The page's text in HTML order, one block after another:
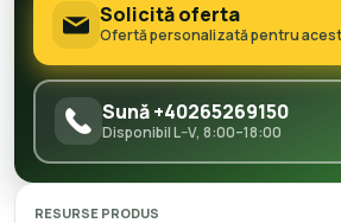
Solicită oferta
Ofertă personalizată pentru
Sună +40265269150
Disponibil L–V, 8:00–18:00
RESURSE PRODUS